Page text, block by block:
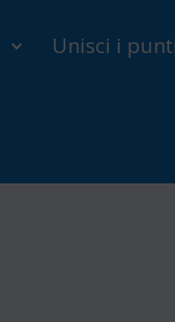
Unisci i